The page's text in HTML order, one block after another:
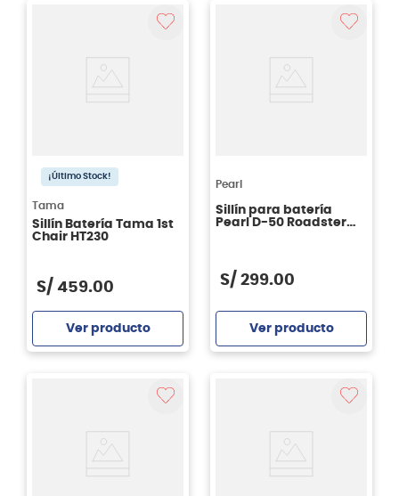
¡Último Stock!
Tama
Sillín Batería Tama 1st
Chair HT230
S/ 459.00
Ver producto
Pearl
Sillín para batería
Pearl D-50 Roadster
S/ 299.00
Ver producto